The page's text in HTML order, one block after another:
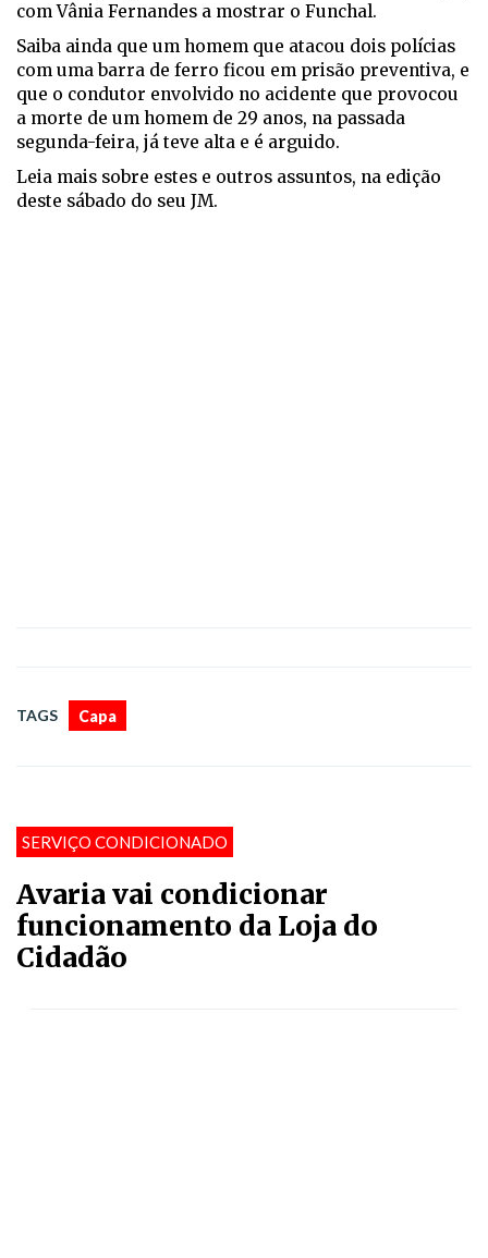
com Vânia Fernandes a mostrar o Funchal.
Saiba ainda que um homem que atacou dois polícias
com uma barra de ferro ficou em prisão preventiva, e
que o condutor envolvido no acidente que provocou
a morte de um homem de 29 anos, na passada
segunda-feira, já teve alta e é arguido.
Leia mais sobre estes e outros assuntos, na edição
deste sábado do seu JM.
TAGS Capa
SERVIÇO CONDICIONADO
Avaria vai condicionar
funcionamento da Loja do
Cidadão